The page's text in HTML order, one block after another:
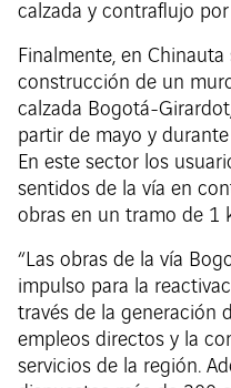
calzada y contraflujo
Finalmente, en
construcción de un
calzada Bogotá-
partir de mayo y
En este sector los
sentidos de la vía en
obras en un tramo de 1
“Las obras de la vía
impulso para la
través de la generación
empleos directos y la
servicios de la región.